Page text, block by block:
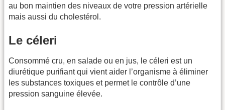
au bon maintien des niveaux de votre pression artérielle
mais aussi du cholestérol.
Le céleri
Consommé cru, en salade ou en jus, le céleri est un
diurétique purifiant qui vient aider l’organisme à éliminer
les substances toxiques et permet le contrôle d’une
pression sanguine élevée.